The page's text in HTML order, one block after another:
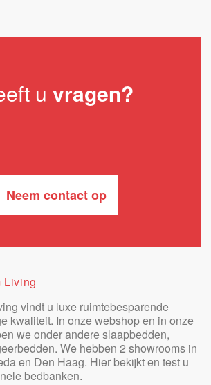
u vragen?
Neem contact op
Living
vindt u luxe ruimtebesparende
kwaliteit. In onze webshop en in onze
we onder andere slaapbedden,
We hebben 2 showrooms in
en Den Haag. Hier bekijkt en test u
bedbanken.